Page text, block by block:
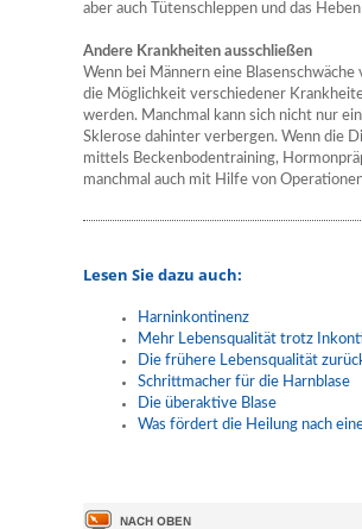
aber auch Tütenschleppen und das
Andere Krankheiten ausschließen
Wenn bei Männern eine
die Möglichkeit verschiedener
werden. Manchmal kann sich nicht nur
Sklerose dahinter verbergen. Wenn die
mittels Beckenbodentraining,
manchmal auch mit Hilfe von
Lesen Sie dazu auch:
Harninkontinenz
Mehr Lebensqualität trotz
Die frühere Lebensqualität
Schrittmacher für die Harnblase
Die überaktive Blase
Was fördert die Heilung nach